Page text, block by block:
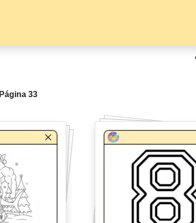
Página 33